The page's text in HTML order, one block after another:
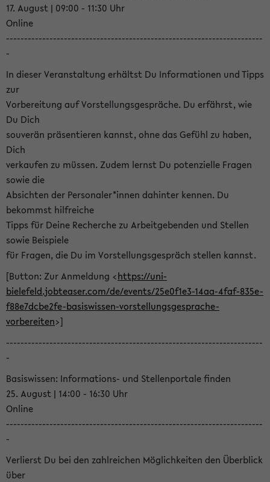
17. August | 09:00 - 11:30 Uhr
Online
-----------------------------------------------------------------------
-
In dieser Veranstaltung erhältst Du Informationen und Tipps
zur
Vorbereitung auf Vorstellungsgespräche. Du erfährst, wie
Du Dich
souverän präsentieren kannst, ohne das Gefühl zu haben,
Dich
verkaufen zu müssen. Zudem lernst Du potenzielle Fragen
sowie die
Absichten der Personaler*innen dahinter kennen. Du
bekommst hilfreiche
Tipps für Deine Recherche zu Arbeitgebenden und Stellen
sowie Beispiele
für Fragen, die Du im Vorstellungsgespräch stellen kannst.
[Button: Zur Anmeldung <https://uni-
bielefeld.jobteaser.com/de/events/25e0f1e3-14aa-4faf-835e-
f88e7dcbe2fe-basiswissen-vorstellungsgesprache-
vorbereiten>]
-----------------------------------------------------------------------
-
Basiswissen: Informations- und Stellenportale finden
25. August | 14:00 - 16:30 Uhr
Online
-----------------------------------------------------------------------
-
Verlierst Du bei den zahlreichen Möglichkeiten den Überblick
über